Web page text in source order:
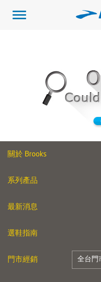
Toggle
關於 Brooks
系列產品
最新消息
選鞋指南
門市經銷 全台門